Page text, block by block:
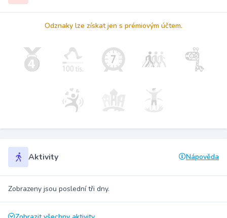
Odznaky lze získat jen s prémiovým účtem.
Aktivity Nápověda
Zobrazeny jsou poslední tři dny.